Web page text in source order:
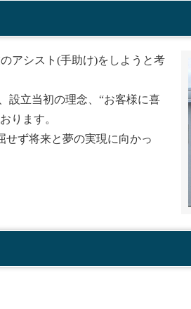
アシスト(手助け)をしようと考
設立当初の理念、“お客様に喜
ります。
せず将来と夢の実現に向かっ